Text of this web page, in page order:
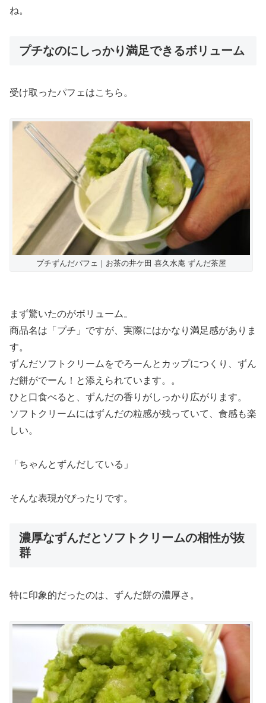
ね。
プチなのにしっかり満足できるボリューム
受け取ったパフェはこちら。
プチずんだパフェ｜お茶の井ケ田 喜久水庵 ずんだ茶屋
まず驚いたのがボリューム。
商品名は「プチ」ですが、実際にはかなり満足感がありま
す。
ずんだソフトクリームをでろーんとカップにつくり、ずん
だ餅がでーん！と添えられています。。
ひと口食べると、ずんだの香りがしっかり広がります。
ソフトクリームにはずんだの粒感が残っていて、食感も楽
しい。
「ちゃんとずんだしている」
そんな表現がぴったりです。
濃厚なずんだとソフトクリームの相性が抜
群
特に印象的だったのは、ずんだ餅の濃厚さ。